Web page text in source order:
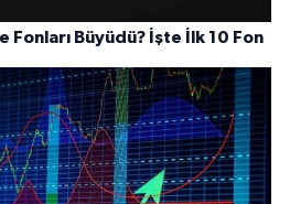
Fonları Büyüdü? İşte İlk 10 Fon